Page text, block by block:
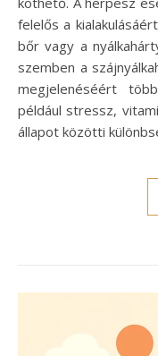
felelős a
bőr vagy a
szemben a
megjelenéséért
például stressz,
állapot közötti